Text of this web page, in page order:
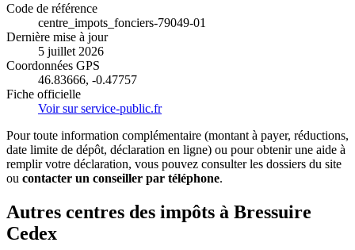
Code de référence
centre_impots_fonciers-79049-01
Dernière mise à jour
5 juillet 2026
Coordonnées GPS
46.83666, -0.47757
Fiche officielle
Voir sur service-public.fr
Pour toute information complémentaire (montant à payer, réductions,
date limite de dépôt, déclaration en ligne) ou pour obtenir une aide à
remplir votre déclaration, vous pouvez consulter les dossiers du site
ou contacter un conseiller par téléphone.
Autres centres des impôts à Bressuire
Cedex